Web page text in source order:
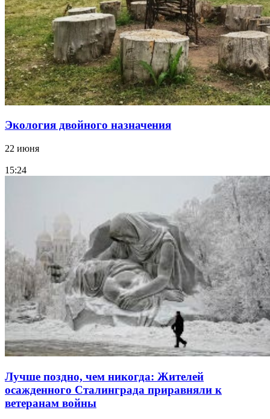
Экология двойного назначения
22 июня
15:24
Лучше поздно, чем никогда: Жителей
осажденного Сталинграда приравняли к
ветеранам войны